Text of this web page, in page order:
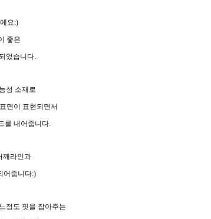
요:)
좋은
었습니다.
성 소재로
면이 표현되면서
를 내어줍니다.
깨라인과
어줍니다:)
정도 핏을 잡아주는